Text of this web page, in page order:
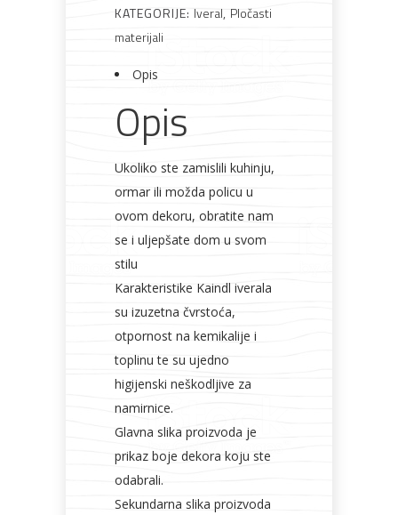
Boje i
lakovi
Metalna
galanterija
Elektromaterijal
Vijčana
roba
KATEGORIJE: Iveral, Pločasti
materijali
Opis
Opis
Ukoliko ste zamislili kuhinju,
ormar ili možda policu u
ovom dekoru, obratite nam
se i uljepšate dom u svom
stilu
Karakteristike Kaindl iverala
su izuzetna čvrstoća,
otpornost na kemikalije i
toplinu te su ujedno
higijenski neškodljive za
namirnice.
Glavna slika proizvoda je
prikaz boje dekora koju ste
odabrali.
Sekundarna slika proizvoda